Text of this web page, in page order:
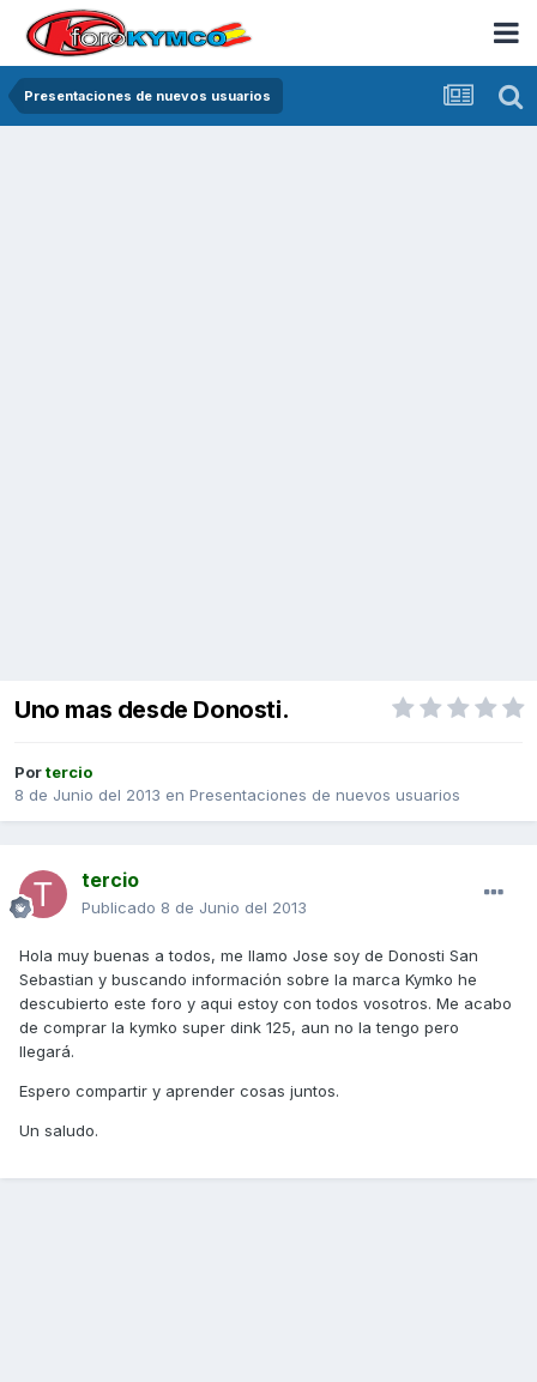
Presentaciones de nuevos usuarios
Uno mas desde Donosti.
Portercio
8 de Junio del 2013 en Presentaciones de nuevos usuarios
tercio
Publicado 8 de Junio del 2013
Hola muy buenas a todos, me llamo Jose soy de Donosti San
Sebastian y buscando información sobre la marca Kymko he
descubierto este foro y aqui estoy con todos vosotros. Me acabo
de comprar la kymko super dink 125, aun no la tengo pero
llegará.
Espero compartir y aprender cosas juntos.
Un saludo.